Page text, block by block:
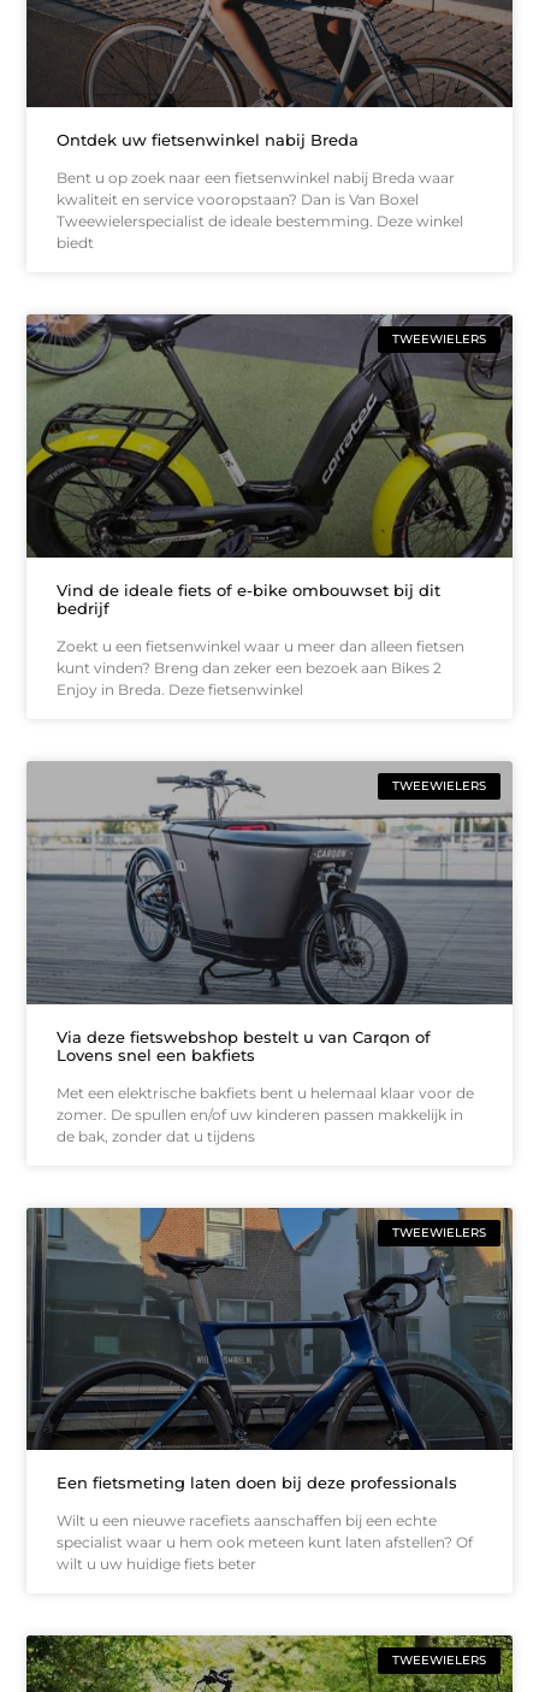
Ontdek uw fietsenwinkel nabij Breda
Bent u op zoek naar een fietsenwinkel nabij Breda waar
kwaliteit en service vooropstaan? Dan is Van Boxel
Tweewielerspecialist de ideale bestemming. Deze winkel
biedt
TWEEWIELERS
Vind de ideale fiets of e-bike ombouwset bij dit
bedrijf
Zoekt u een fietsenwinkel waar u meer dan alleen fietsen
kunt vinden? Breng dan zeker een bezoek aan Bikes 2
Enjoy in Breda. Deze fietsenwinkel
TWEEWIELERS
Via deze fietswebshop bestelt u van Carqon of
Lovens snel een bakfiets
Met een elektrische bakfiets bent u helemaal klaar voor de
zomer. De spullen en/of uw kinderen passen makkelijk in
de bak, zonder dat u tijdens
TWEEWIELERS
Een fietsmeting laten doen bij deze professionals
Wilt u een nieuwe racefiets aanschaffen bij een echte
specialist waar u hem ook meteen kunt laten afstellen? Of
wilt u uw huidige fiets beter
TWEEWIELERS